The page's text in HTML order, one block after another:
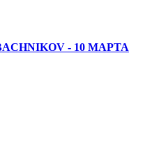
- 10 МАРТА